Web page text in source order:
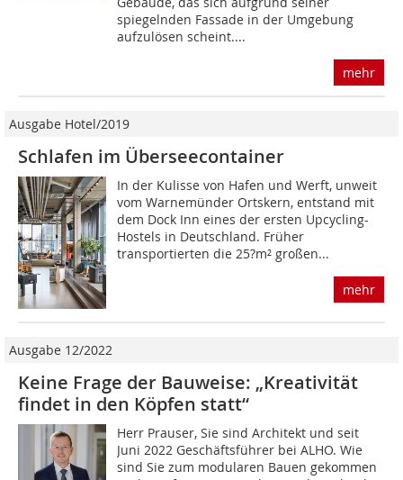
spiegelnden Fassade in der Umgebung
aufzulösen scheint....
mehr
Ausgabe Hotel/2019
Schlafen im Überseecontainer
In der Kulisse von Hafen und Werft, unweit
vom Warnemünder Ortskern, entstand mit
dem Dock Inn eines der ersten Upcycling-
Hostels in Deutschland. Früher
transportierten die 25?m² großen...
mehr
Ausgabe 12/2022
Keine Frage der Bauweise: „Kreativität
findet in den Köpfen statt“
Herr Prauser, Sie sind Architekt und seit
Juni 2022 Geschäftsführer bei ALHO. Wie
sind Sie zum modularen Bauen gekommen